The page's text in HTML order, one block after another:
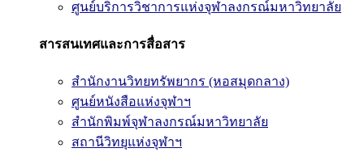
ศูนย์บริการวิชาการแห่งจุฬาลงกรณ์มหาวิทยาลัย
สารสนเทศและการสื่อสาร
สำนักงานวิทยทรัพยากร (หอสมุดกลาง)
ศูนย์หนังสือแห่งจุฬาฯ
สำนักพิมพ์จุฬาลงกรณ์มหาวิทยาลัย
สถานีวิทยุแห่งจุฬาฯ